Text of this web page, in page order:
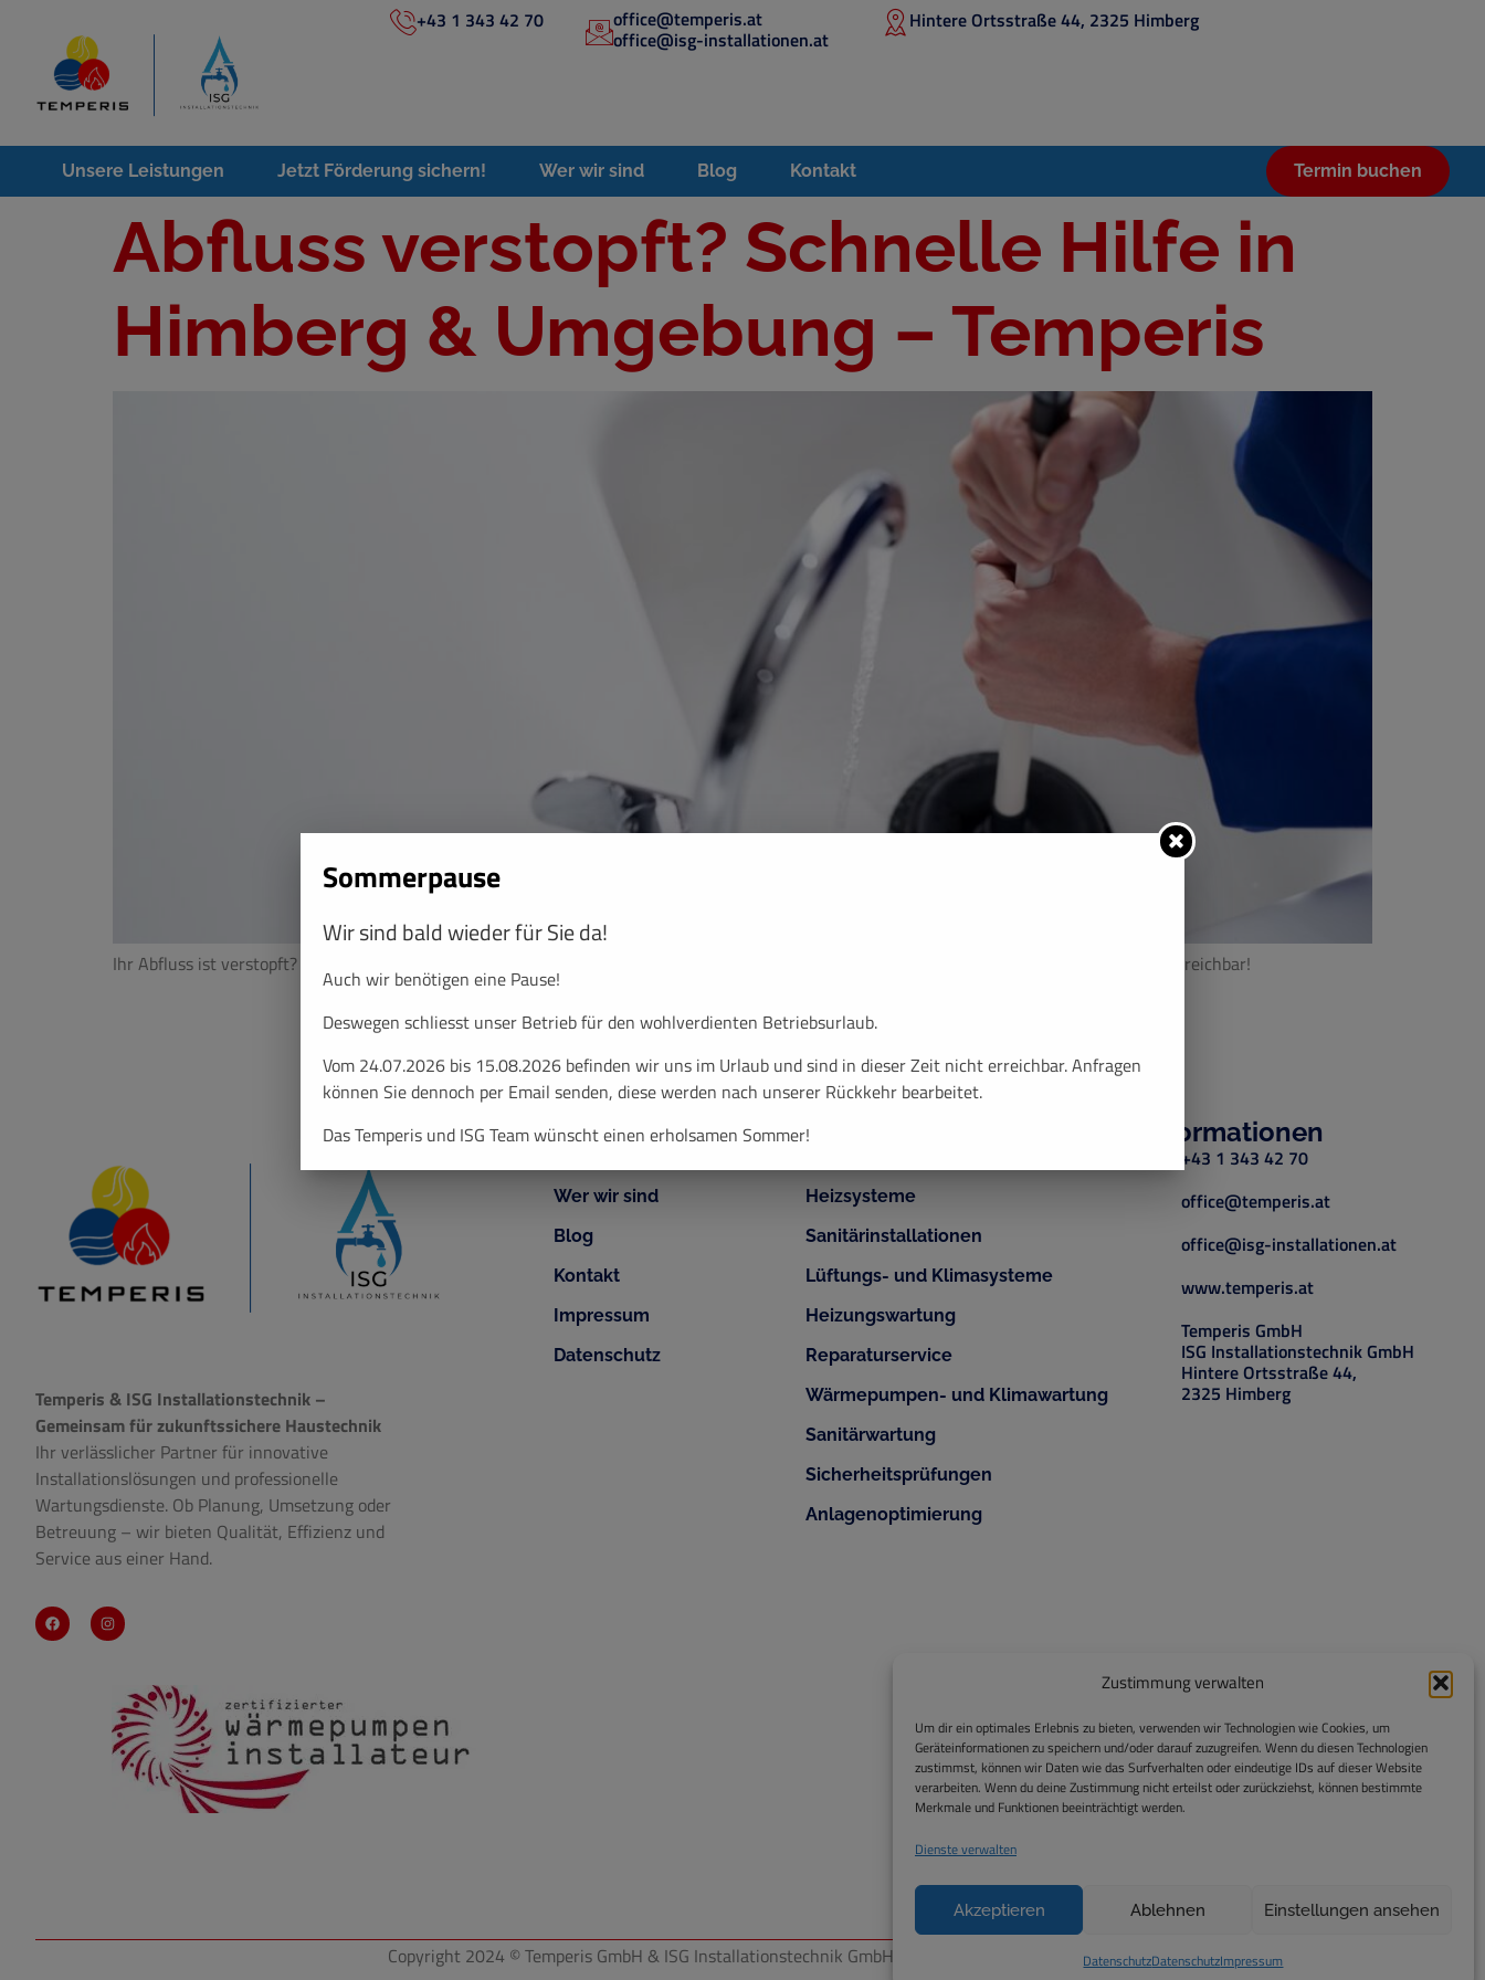
Zustimmung verwalten
Um dir ein optimales Erlebnis zu bieten, verwenden wir Technologien wie Cookies, um
Geräteinformationen zu speichern und/oder darauf zuzugreifen. Wenn du diesen Technologien
zustimmst, können wir Daten wie das Surfverhalten oder eindeutige IDs auf dieser Website
verarbeiten. Wenn du deine Zustimmung nicht erteilst oder zurückziehst, können bestimmte
Merkmale und Funktionen beeinträchtigt werden.
Dienste verwalten
Akzeptieren Ablehnen Einstellungen ansehen
DatenschutzDatenschutzImpressum
+43 1 343 42 70 office@temperis.at
office@isg-installationen.at
Hintere Ortsstraße 44, 2325 Himberg
Unsere Leistungen Jetzt Förderung sichern! Wer wir sind Blog Kontakt Termin buchen
Abfluss verstopft? Schnelle Hilfe in
Himberg & Umgebung – Temperis
Ihr Abfluss ist verstopft? Unser Notdienst in Himberg und Umgebung (bis 30 km) hilft schnell und zuverlässig bei Rohrverstopfungen – 24/7 erreichbar!
Temperis & ISG Installationstechnik –
Gemeinsam für zukunftssichere Haustechnik
Ihr verlässlicher Partner für innovative
Installationslösungen und professionelle
Wartungsdienste. Ob Planung, Umsetzung oder
Betreuung – wir bieten Qualität, Effizienz und
Service aus einer Hand.
Quick Links
Wer wir sind
Blog
Kontakt
Impressum
Datenschutz
Services
Heizsysteme
Sanitärinstallationen
Lüftungs- und Klimasysteme
Heizungswartung
Reparaturservice
Wärmepumpen- und Klimawartung
Sanitärwartung
Sicherheitsprüfungen
Anlagenoptimierung
Informationen
+43 1 343 42 70
office@temperis.at
office@isg-installationen.at
www.temperis.at
Temperis GmbH
ISG Installationstechnik GmbH
Hintere Ortsstraße 44,
2325 Himberg
Copyright 2024 © Temperis GmbH & ISG Installationstechnik GmbH, Website by ORANGETREE
Sommerpause
Wir sind bald wieder für Sie da!
Auch wir benötigen eine Pause!
Deswegen schliesst unser Betrieb für den wohlverdienten Betriebsurlaub.
Vom 24.07.2026 bis 15.08.2026 befinden wir uns im Urlaub und sind in dieser Zeit nicht erreichbar. Anfragen
können Sie dennoch per Email senden, diese werden nach unserer Rückkehr bearbeitet.
Das Temperis und ISG Team wünscht einen erholsamen Sommer!